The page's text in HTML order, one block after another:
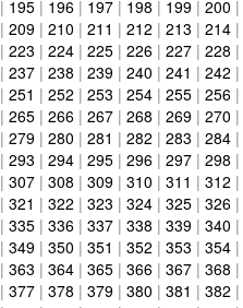
195| 196| 197| 198 | 199| 200 |
| 209| 210 | 211 | 212 | 213 | 214|
| 223 | 224| 225| 226| 227| 228 |
237| 238 | 239| 240 | 241 | 242 |
| 251 | 252 | 253 | 254| 255| 256|
265| 266| 267| 268 | 269| 270 |
| 279| 280 | 281 | 282 | 283 | 284|
| 293 | 294| 295| 296| 297| 298 |
307| 308 | 309| 310 | 311 | 312 |
| 321 | 322 | 323 | 324| 325| 326|
335| 336| 337| 338 | 339| 340 |
| 349| 350 | 351 | 352 | 353 | 354|
| 363 | 364| 365| 366| 367| 368 |
377| 378 | 379| 380 | 381 | 382 |